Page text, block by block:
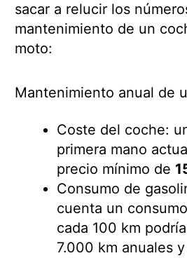
sacar a relucir los
mantenimiento de un
moto:
Mantenimiento anual de
Coste del coche:
primera mano
precio mínimo de
Consumo de
cuenta un
cada 100 km
7.000 km anuales